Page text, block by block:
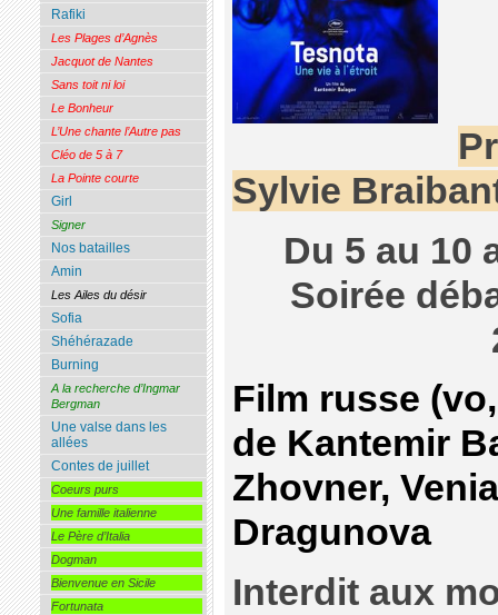
Sylvie
Du 5 au 10
Soirée
Film russe
de Kantemir
Zhovner,
Dragunova
Interdit aux
Rafiki
Les Plages d’Agnès
Jacquot de Nantes
Sans toit ni loi
Le Bonheur
L’Une chante l’Autre pas
Cléo de 5 à 7
La Pointe courte
Girl
Signer
Nos batailles
Amin
Les Ailes du désir
Sofia
Shéhérazade
Burning
A la recherche d’Ingmar
Bergman
Une valse dans les
allées
Contes de juillet
Coeurs purs
Une famille italienne
Le Père d’Italia
Dogman
Bienvenue en Sicile
Fortunata